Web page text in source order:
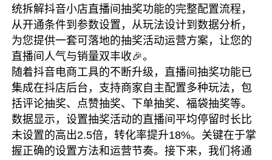
统拆解抖音小店直播间抽奖功能的完整配置流程，
从开通条件到参数设置，从玩法设计到数据分析，
为您提供一套可落地的抽奖活动运营方案，让您的
直播间人气与销量双丰收🎉。
随着抖音电商工具的不断升级，直播间抽奖功能已
集成在抖店后台，支持商家自主配置多种玩法，包
括评论抽奖、点赞抽奖、下单抽奖、福袋抽奖等。
数据显示，设置抽奖活动的直播间平均停留时长比
未设置的高出2.5倍，转化率提升18%。关键在于掌
握正确的设置方法和运营节奏。接下来，我们将通